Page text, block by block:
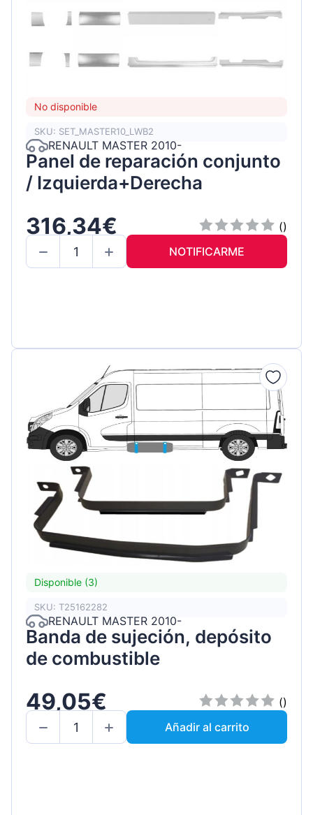
No disponible
SKU: SET_MASTER10_LWB2
RENAULT MASTER 2010-
Panel de reparación conjunto
/ Izquierda+Derecha
316,34€
()
NOTIFICARME
Disponible (3)
SKU: T25162282
RENAULT MASTER 2010-
Banda de sujeción, depósito
de combustible
49,05€
()
Añadir al carrito